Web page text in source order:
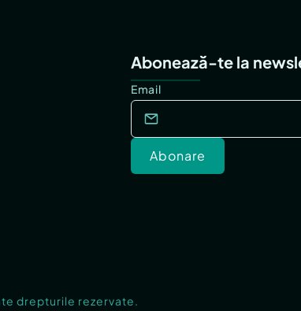
Abonează-te la
Email
Abonare
drepturile rezervate.